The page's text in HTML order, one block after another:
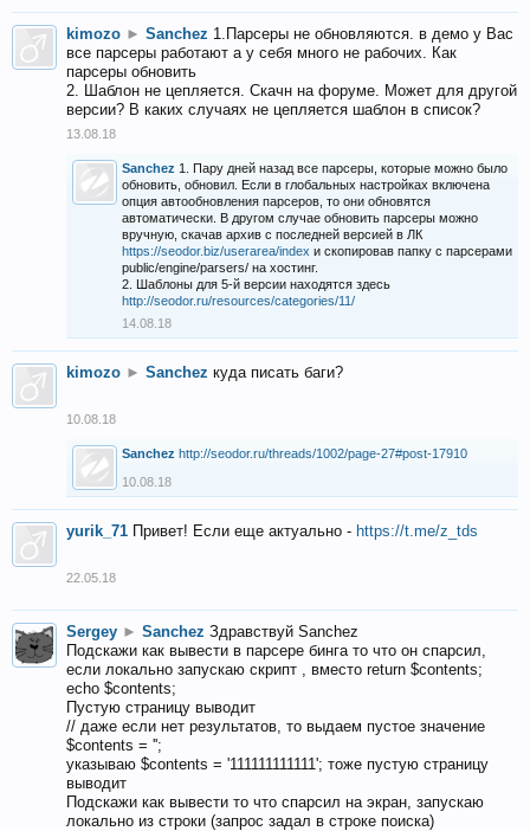
kimozo ► Sanchez 1.Парсеры не обновляются. в демо у Вас
все парсеры работают а у себя много не рабочих. Как
парсеры обновить
2. Шаблон не цепляется. Скачн на форуме. Может для другой
версии? В каких случаях не цепляется шаблон в список?
13.08.18
Sanchez 1. Пару дней назад все парсеры, которые можно было
обновить, обновил. Если в глобальных настройках включена
опция автообновления парсеров, то они обновятся
автоматически. В другом случае обновить парсеры можно
вручную, скачав архив с последней версией в ЛК
https://seodor.biz/userarea/index и скопировав папку с парсерами
public/engine/parsers/ на хостинг.
2. Шаблоны для 5-й версии находятся здесь
http://seodor.ru/resources/categories/11/
14.08.18
kimozo ► Sanchez куда писать баги?
10.08.18
Sanchez http://seodor.ru/threads/1002/page-27#post-17910
10.08.18
yurik_71 Привет! Если еще актуально - https://t.me/z_tds
22.05.18
Sergey ► Sanchez Здравствуй Sanchez
Подскажи как вывести в парсере бинга то что он спарсил,
если локально запускаю скрипт , вместо return $contents;
echo $contents;
Пустую страницу выводит
// даже если нет результатов, то выдаем пустое значение
$contents = '';
указываю $contents = '111111111111'; тоже пустую страницу
выводит
Подскажи как вывести то что спарсил на экран, запускаю
локально из строки (запрос задал в строке поиска)